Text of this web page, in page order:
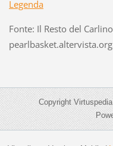
Legenda
Fonte: Il Resto del
Copyright